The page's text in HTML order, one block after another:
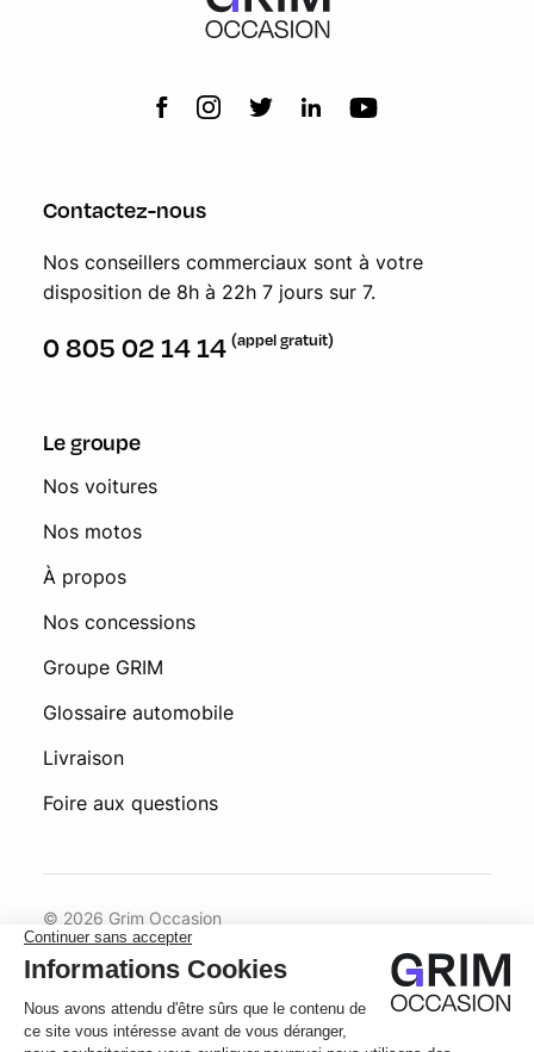
Contactez-nous
Nos conseillers commerciaux sont à votre
disposition de 8h à 22h 7 jours sur 7.
0 805 02 14 14 (appel gratuit)
Le groupe
Nos voitures
Nos motos
À propos
Nos concessions
Groupe GRIM
Glossaire automobile
Livraison
Foire aux questions
© 2026 Grim Occasion
Conditions générales d’utilisation
Politique de confidentialité